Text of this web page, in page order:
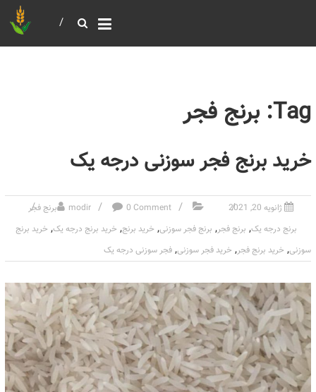
Tag: برنج فجر
خرید برنج فجر سوزنی درجه یک
ژانویه 20, 2021 modir 0 Comment
برنج فجر
برنج درجه یک, برنج فجر, برنج فجر سوزنی, خرید برنج, خرید برنج درجه یک, خرید برنج
سوزنی, خرید برنج فجر, خرید فجر سوزنی, فجر سوزنی درجه یک